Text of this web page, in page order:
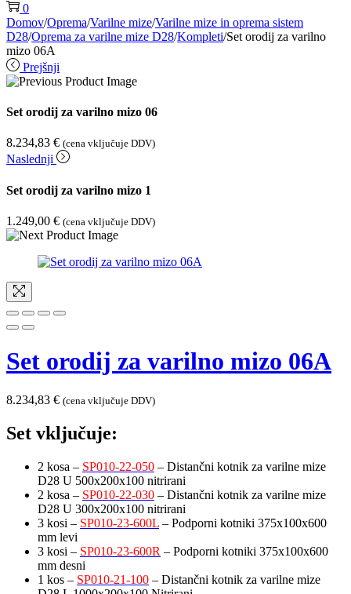
0
Domov/Oprema/Varilne mize/Varilne mize in oprema sistem
D28/Oprema za varilne mize D28/Kompleti/Set orodij za varilno
mizo 06A
Prejšnji
Set orodij za varilno mizo 06
8.234,83 € (cena vključuje DDV)
Naslednji
Set orodij za varilno mizo 1
1.249,00 € (cena vključuje DDV)
Set orodij za varilno mizo 06A
8.234,83 € (cena vključuje DDV)
Set vključuje:
2 kosa – SP010-22-050 – Distančni kotnik za varilne mize
D28 U 500x200x100 nitrirani
2 kosa – SP010-22-030 – Distančni kotnik za varilne mize
D28 U 300x200x100 nitrirani
3 kosi – SP010-23-600L – Podporni kotniki 375x100x600
mm levi
3 kosi – SP010-23-600R – Podporni kotniki 375x100x600
mm desni
1 kos – SP010-21-100 – Distančni kotnik za varilne mize